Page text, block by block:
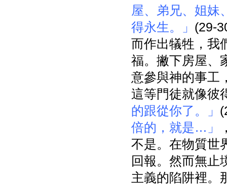
屋、弟兄、姐妹
得永生。」 (29-
而作出犠牲，我
福。撇下房屋、
意參與神的事工
這等門徒就像彼
的跟從你了。」
倍的，就是…」
不是。在物質世
回報。然而無止
主義的陷阱裡。